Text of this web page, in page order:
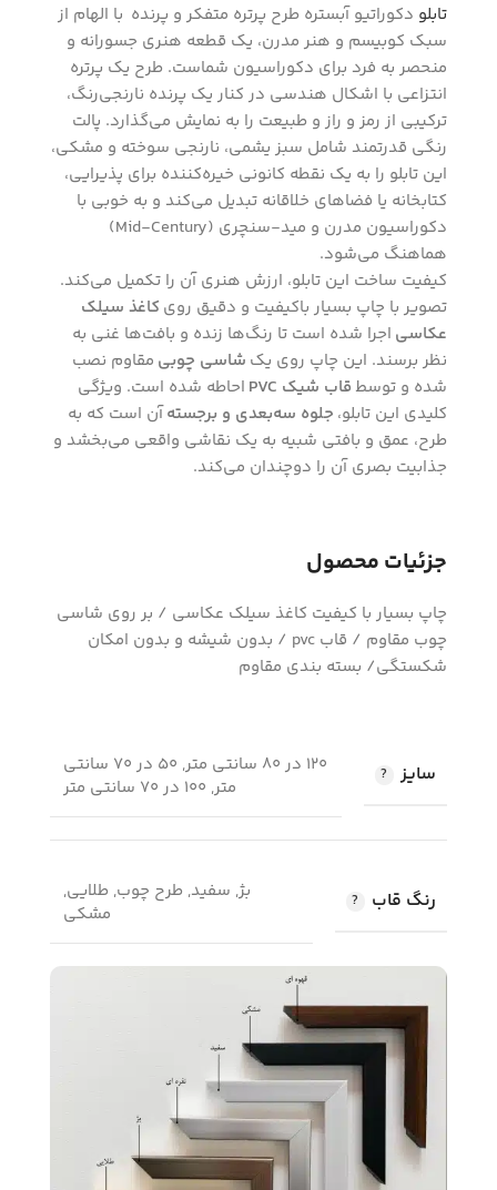
تابلو دکوراتیو آبستره طرح پرتره متفکر و پرنده با الهام از
سبک کوبیسم و هنر مدرن، یک قطعه هنری جسورانه و
منحصر به فرد برای دکوراسیون شماست. طرح یک پرتره
انتزاعی با اشکال هندسی در کنار یک پرنده نارنجی‌رنگ،
ترکیبی از رمز و راز و طبیعت را به نمایش می‌گذارد. پالت
رنگی قدرتمند شامل سبز یشمی، نارنجی سوخته و مشکی،
این تابلو را به یک نقطه کانونی خیره‌کننده برای پذیرایی،
کتابخانه یا فضاهای خلاقانه تبدیل می‌کند و به خوبی با
دکوراسیون مدرن و مید-سنچری (Mid-Century)
هماهنگ می‌شود.
کیفیت ساخت این تابلو، ارزش هنری آن را تکمیل می‌کند.
تصویر با چاپ بسیار باکیفیت و دقیق روی کاغذ سیلک
عکاسی اجرا شده است تا رنگ‌ها زنده و بافت‌ها غنی به
نظر برسند. این چاپ روی یک شاسی چوبی مقاوم نصب
شده و توسط قاب شیک PVC
احاطه شده است. ویژگی
کلیدی این تابلو، جلوه سه‌بعدی و برجستهآن است که به
طرح، عمق و بافتی شبیه به یک نقاشی واقعی می‌بخشد و
جذابیت بصری آن را دوچندان می‌کند.
جزئیات محصول
چاپ بسیار با کیفیت کاغذ سیلک عکاسی / بر روی شاسی
چوب مقاوم / قاب pvc / بدون شیشه و بدون امکان
شکستگی/ بسته بندی مقاوم
سایز
120 در 80 سانتی متر, 50 در 70 سانتی
متر, 100 در 70 سانتی متر
رنگ قاب
بژ, سفید, طرح چوب, طلایی,
مشکی